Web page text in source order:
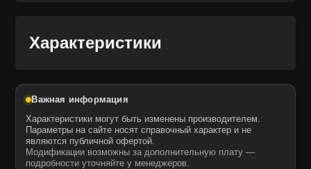
Характеристики
Важная информация
Характеристики могут быть изменены производителем.
Параметры на сайте носят справочный характер и не
являются публичной офертой.
Модификации возможны за дополнительную плату —
подробности уточняйте у менеджеров.